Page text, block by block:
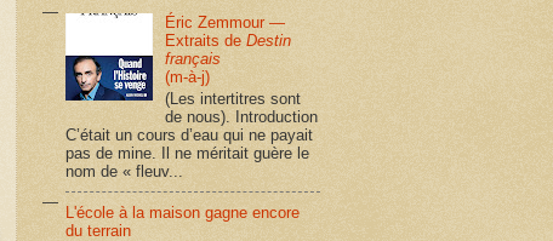
Éric Zemmour —
Extraits deDestin
français
(m-à-j)
(Les intertitres sont
de nous). Introduction
C’était un cours d’eau qui ne payait
pas de mine. Il ne méritait guère le
nom de « fleuv...
L'école à la maison gagne encore
du terrain